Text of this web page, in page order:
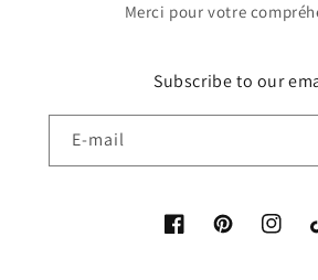
Merci pour votre
Subscribe to our
E-mail
FacebookPinterest